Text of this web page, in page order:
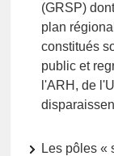
(GRSP)
plan
constitués
public et
l'ARH, de
Les pôles «